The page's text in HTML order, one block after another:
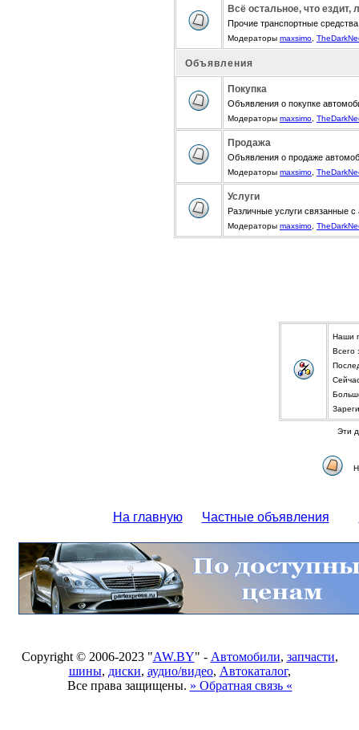
Всё остальное, что ездит,
Прочие транспортные средства
Модераторы maxsimo
Объявления
Покупка
Объявления о покупке
Модераторы maxsimo
Продажа
Объявления о продаже
Модераторы maxsimo
Услуги
Различные услуги связанные с
Модераторы maxsimo
Наши
Всего
Эти
На главную Частные объявления
Copyright © 2006-2023 "AW.BY" - Автомобили, запчасти,
шины, диски, аудио/видео, Автокаталог,
Все права защищены. » Обратная связь «